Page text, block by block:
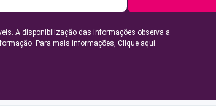
A disponibilização das informações observa a
Para mais informações, Clique aqui.